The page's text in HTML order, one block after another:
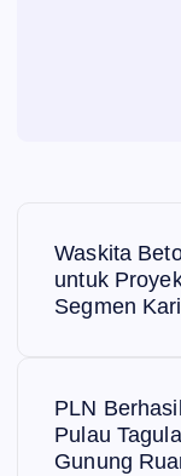
Waskita
untuk
Segmen
PLN
Pulau
Gunung